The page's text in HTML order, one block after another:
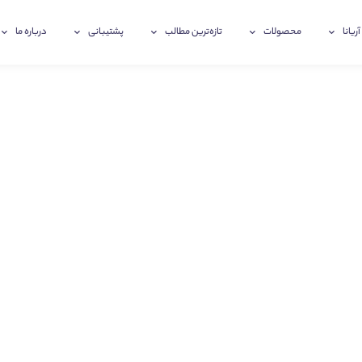
آریانا محصولات تازه‌ترین‌ مطالب پشتیبانی درباره ما